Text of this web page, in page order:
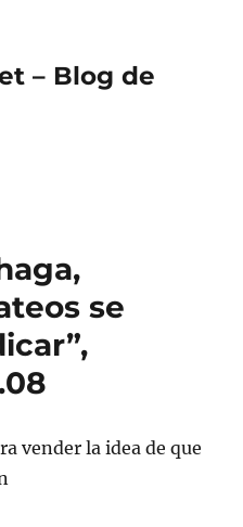
– Blog de
se
vender la idea de que